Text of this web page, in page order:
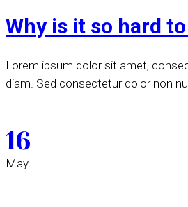
Why is it so hard
Lorem ipsum dolor sit amet,
diam. Sed consectetur dolor non
16
May